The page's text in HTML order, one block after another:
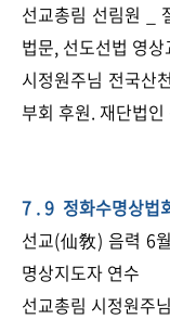
선교총림 선림원 _
법문, 선도선법 영상
시정원주님 전국산
부회 후원. 재단법
7 . 9 정화수명상법
선교(仙敎) 음력 6
명상지도자 연수
선교총림 시정원주